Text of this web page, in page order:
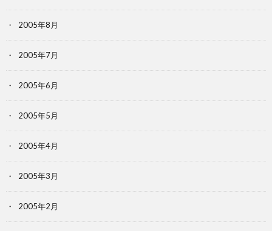
2005年8月
2005年7月
2005年6月
2005年5月
2005年4月
2005年3月
2005年2月